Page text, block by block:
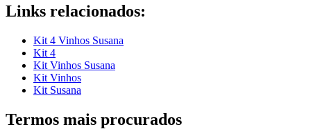
Links relacionados:
Kit 4 Vinhos Susana
Kit 4
Kit Vinhos Susana
Kit Vinhos
Kit Susana
Termos mais procurados